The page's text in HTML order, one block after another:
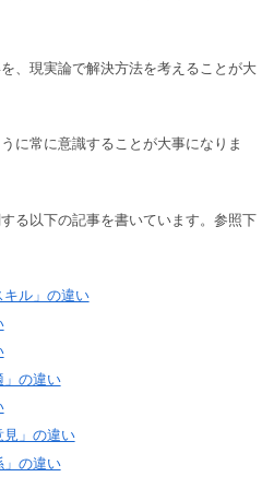
、現実論で解決方法を考えることが大
に常に意識することが大事になりま
る以下の記事を書いています。参照下
キル」の違い
」の違い
見」の違い
」の違い